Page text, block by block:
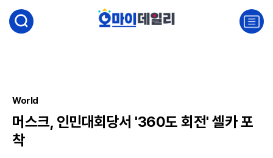
검
색
주
치
기
World
머스크, 인민대회당서 '360도 회전' 셀카 포
착